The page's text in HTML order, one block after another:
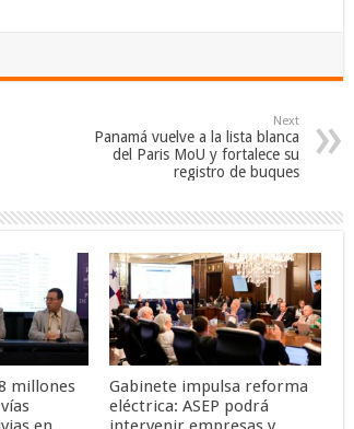
Next
Panamá vuelve a la lista blanca
del Paris MoU y fortalece su
registro de buques
millones
Gabinete impulsa reforma
eléctrica: ASEP podrá